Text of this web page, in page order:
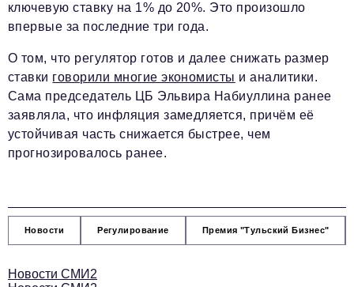
ключевую ставку на 1% до 20%. Это произошло
впервые за последние три года.
О том, что регулятор готов и далее снижать размер
ставки говорили многие экономисты и аналитики.
Сама председатель ЦБ Эльвира Набиуллина ранее
заявляла, что инфляция замедляется, причём её
устойчивая часть снижается быстрее, чем
прогнозировалось ранее.
Новости Регулирование Премия "Тульский Бизнес"
Новости СМИ2